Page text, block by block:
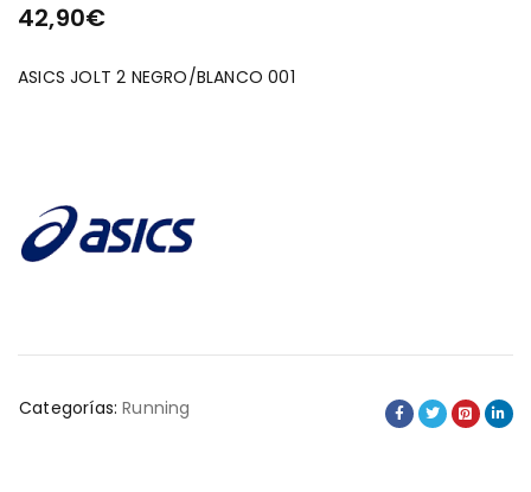
42,90€
ASICS JOLT 2 NEGRO/BLANCO 001
Categorías: Running